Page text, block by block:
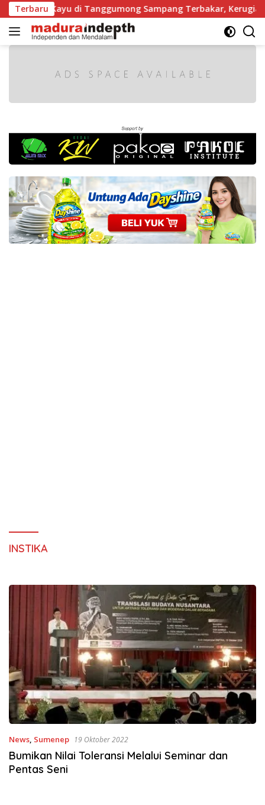
Langsung
ke
konten
Terbaru
Kayu di Tanggumong Sampang Terbakar, Kerugian
INSTIKA
News, Sumenep 19 Oktober 2022
Bumikan Nilai Toleransi Melalui Seminar dan
Pentas Seni